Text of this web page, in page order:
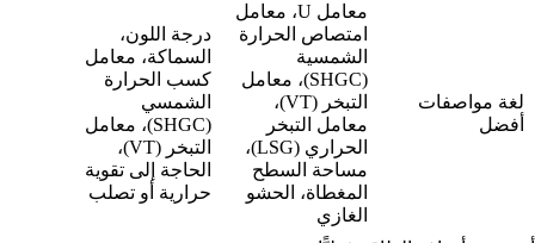
لغة مواصفات
أفضل
معامل U، معامل
امتصاص الحرارة
الشمسية
(SHGC)، معامل
التبخر (VT)،
معامل التبخر
الحراري (LSG)،
مساحة السطح
المغطاة، الحشو
الغازي
درجة اللون،
السماكة، معامل
كسب الحرارة
الشمسي
(SHGC)، معامل
التبخر (VT)،
الحاجة إلى تقوية
حرارية أو تصلب